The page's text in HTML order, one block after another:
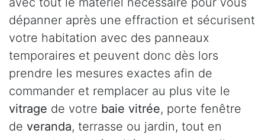
dépanner après une effraction et sécurisent
votre habitation avec des panneaux
temporaires et peuvent donc dès lors
prendre les mesures exactes afin de
commander et remplacer au plus vite le
vitrage de votre baie vitrée, porte fenêtre
de veranda, terrasse ou jardin, tout en